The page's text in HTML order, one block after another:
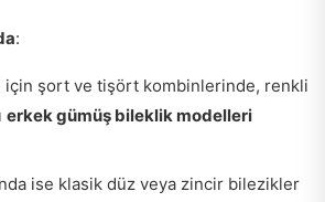
:
için şort ve tişört kombinlerinde, renkli
erkek gümüş bileklik modelleri
ise klasik düz veya zincir bilezikler